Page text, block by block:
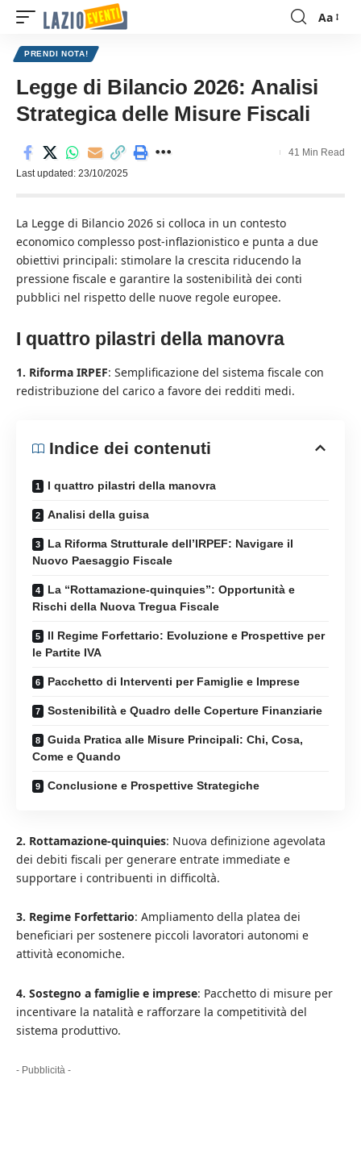
Font
Aa
PRENDI NOTA!
Legge di Bilancio 2026: Analisi
Strategica delle Misure Fiscali
Last updated: 23/10/2025
41 Min Read
La Legge di Bilancio 2026 si colloca in un contesto
economico complesso post-inflazionistico e punta a due
obiettivi principali: stimolare la crescita riducendo la
pressione fiscale e garantire la sostenibilità dei conti
pubblici nel rispetto delle nuove regole europee.
I quattro pilastri della manovra
1. Riforma IRPEF: Semplificazione del sistema fiscale con
redistribuzione del carico a favore dei redditi medi.
Indice dei contenuti
I quattro pilastri della manovra
Analisi della guisa
La Riforma Strutturale dell’IRPEF: Navigare il
Nuovo Paesaggio Fiscale
La “Rottamazione-quinquies”: Opportunità e
Rischi della Nuova Tregua Fiscale
Il Regime Forfettario: Evoluzione e Prospettive per
le Partite IVA
Pacchetto di Interventi per Famiglie e Imprese
Sostenibilità e Quadro delle Coperture Finanziarie
Guida Pratica alle Misure Principali: Chi, Cosa,
Come e Quando
Conclusione e Prospettive Strategiche
2. Rottamazione-quinquies: Nuova definizione agevolata
dei debiti fiscali per generare entrate immediate e
supportare i contribuenti in difficoltà.
3. Regime Forfettario: Ampliamento della platea dei
beneficiari per sostenere piccoli lavoratori autonomi e
attività economiche.
4. Sostegno a famiglie e imprese: Pacchetto di misure per
incentivare la natalità e rafforzare la competitività del
sistema produttivo.
- Pubblicità -